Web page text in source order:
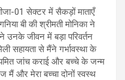
01 सेक्टर में सैकड़ों माताएँ
बी की श्रीमती मोनिका ने
उनके जीवन में बड़ा परिवर्तन
सहायता से मैंने गर्भावस्था के
जांच कराई और बच्चे के जन्म
मैं और मेरा बच्चा दोनों स्वस्थ